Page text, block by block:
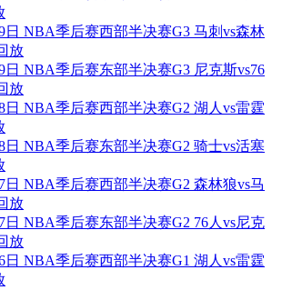
日 NBA季后赛西部半决赛G3 马刺vs森林
放
日 NBA季后赛东部半决赛G3 尼克斯vs76
放
日 NBA季后赛西部半决赛G2 湖人vs雷霆
日 NBA季后赛东部半决赛G2 骑士vs活塞
日 NBA季后赛西部半决赛G2 森林狼vs马
放
日 NBA季后赛东部半决赛G2 76人vs尼克
放
日 NBA季后赛西部半决赛G1 湖人vs雷霆